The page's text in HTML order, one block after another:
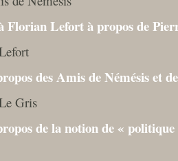
Florian Lefort à propos de
des Amis de Némésis et
Gris
de la notion de « politique